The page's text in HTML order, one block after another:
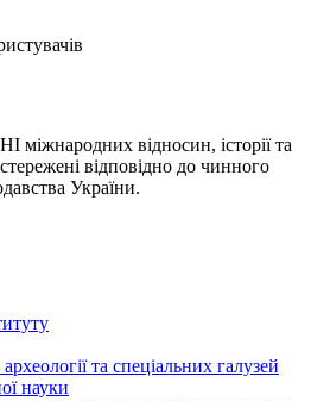
міжнародних відносин, історії та
відповідно до чинного
України.
та спеціальних галузей
науки